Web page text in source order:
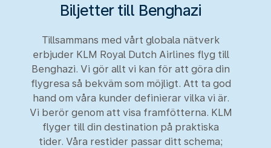
Biljetter till Benghazi
Tillsammans med vårt globala nätverk
erbjuder KLM Royal Dutch Airlines flyg till
Benghazi. Vi gör allt vi kan för att göra din
flygresa så bekväm som möjligt. Att ta god
hand om våra kunder definierar vilka vi är.
Vi berör genom att visa framfötterna. KLM
flyger till din destination på praktiska
tider. Våra restider passar ditt schema;